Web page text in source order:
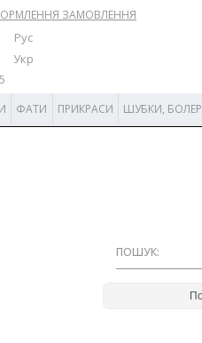
ЗАМОВЛЕННЯ
Рус
Укр
ФАТИ ПРИКРАСИ ШУБКИ,
ПОШУК: